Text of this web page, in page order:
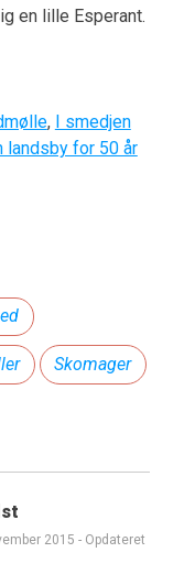
en lille Esperant.
, I smedjen
landsby for 50 år
Skomager
2015 - Opdateret